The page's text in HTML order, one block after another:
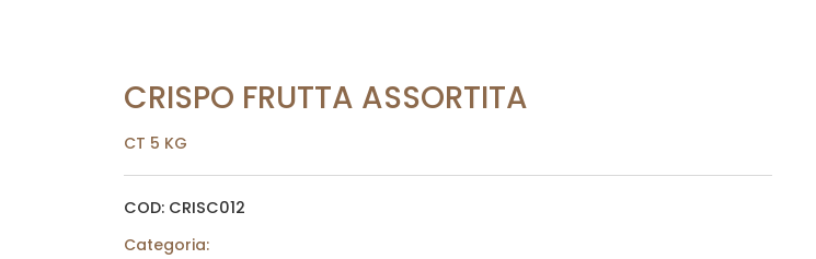
CRISPO FRUTTA ASSORTITA
CT 5 KG
COD: CRISC012
Categoria: